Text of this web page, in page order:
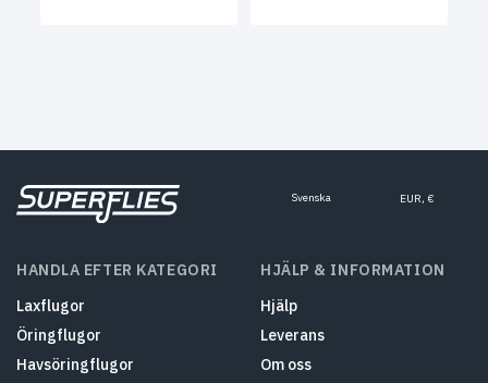
Svenska EUR, €
HANDLA EFTER KATEGORI
Laxflugor
Öringflugor
Havsöringflugor
HJÄLP & INFORMATION
Hjälp
Leverans
Om oss